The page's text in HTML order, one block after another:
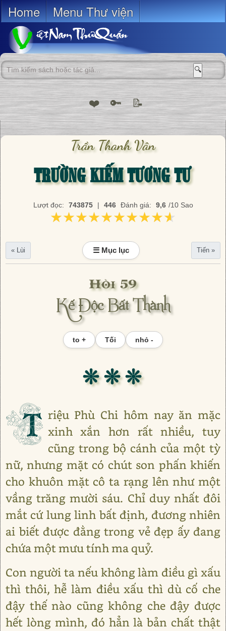
Home Menu Thư viện
🔍
❤️ 🔑 📝
Trần Thanh Vân
TRƯỜNG KIẾM TƯƠNG TƯ
Lượt đọc: 743875 | 446 Đánh giá: 9,6 /10 Sao
★★★★★★★★★★
★★★★★★★★★★
« Lùi ☰ Mục lục Tiến »
Hồi 59
Kế Độc Bất Thành
to + Tối nhỏ -
❊ ❊ ❊
T riệu Phù Chi hôm nay ăn mặc
xinh xắn hơn rất nhiều, tuy
cũng trong bộ cánh của một tỳ
nữ, nhưng mặt có chút son phấn khiến
cho khuôn mặt cô ta rạng lên như một
vầng trăng mười sáu. Chỉ duy nhất đôi
mắt cứ lung linh bất định, đương nhiên
ai biết được đằng trong vẻ đẹp ấy đang
chứa một mưu tính ma quỷ.
Con người ta nếu không làm điều gì xấu
thì thôi, hễ làm điều xấu thì dù cố che
đậy thế nào cũng không che đậy được
hết lòng mình, đó hẳn là bản chất thật